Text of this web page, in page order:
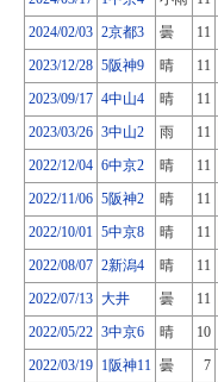
2024/02/03 2京都3 曇 11
2023/12/28 5阪神9 晴 11
2023/09/17 4中山4 晴 11
2023/03/26 3中山2 雨 11
2022/12/04 6中京2 晴 11
2022/11/06 5阪神2 晴 11
2022/10/01 5中京8 晴 11
2022/08/07 2新潟4 晴 11
2022/07/13 大井 曇 11
2022/05/22 3中京6 晴 10
2022/03/19 1阪神11 曇 7